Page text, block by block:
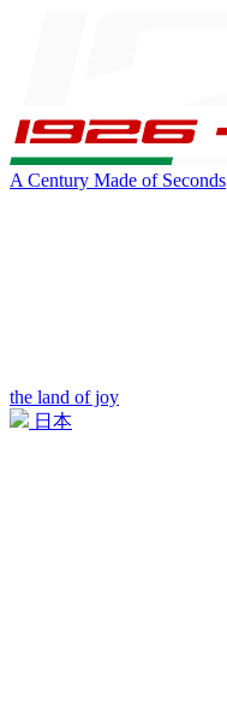
A Century Made of Seconds
the land of joy
日本